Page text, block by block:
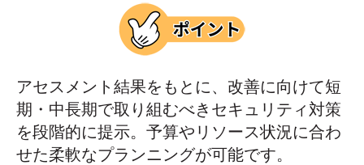
アセスメント結果をもとに、改善に向けて短
期・中長期で取り組むべきセキュリティ対策
を段階的に提示。予算やリソース状況に合わ
せた柔軟なプランニングが可能です。